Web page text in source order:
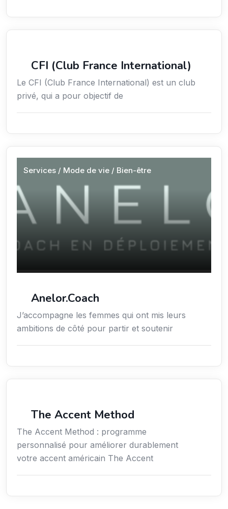
CFI (Club France International)
Le CFI (Club France International) est un club
privé, qui a pour objectif de
Services / Mode de vie / Bien-être
Anelor.Coach
J’accompagne les femmes qui ont mis leurs
ambitions de côté pour partir et soutenir
The Accent Method
The Accent Method : programme
personnalisé pour améliorer durablement
votre accent américain The Accent